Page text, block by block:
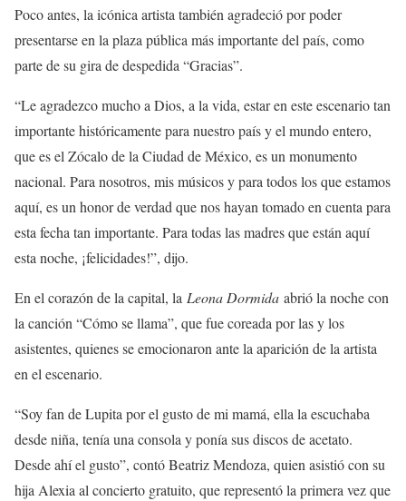
Poco antes, la icónica artista también agradeció por poder
presentarse en la plaza pública más importante del país, como
parte de su gira de despedida “Gracias”.
“Le agradezco mucho a Dios, a la vida, estar en este escenario tan
importante históricamente para nuestro país y el mundo entero,
que es el Zócalo de la Ciudad de México, es un monumento
nacional. Para nosotros, mis músicos y para todos los que estamos
aquí, es un honor de verdad que nos hayan tomado en cuenta para
esta fecha tan importante. Para todas las madres que están aquí
esta noche, ¡felicidades!”, dijo.
En el corazón de la capital, la Leona Dormida abrió la noche con
la canción “Cómo se llama”, que fue coreada por las y los
asistentes, quienes se emocionaron ante la aparición de la artista
en el escenario.
“Soy fan de Lupita por el gusto de mi mamá, ella la escuchaba
desde niña, tenía una consola y ponía sus discos de acetato.
Desde ahí el gusto”, contó Beatriz Mendoza, quien asistió con su
hija Alexia al concierto gratuito, que representó la primera vez que